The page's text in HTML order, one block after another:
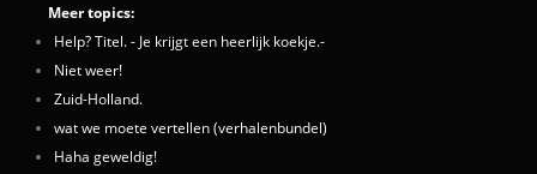
Meer topics:
Help? Titel. - Je krijgt een heerlijk koekje.-
Niet weer!
Zuid-Holland.
wat we moete vertellen (verhalenbundel)
Haha geweldig!